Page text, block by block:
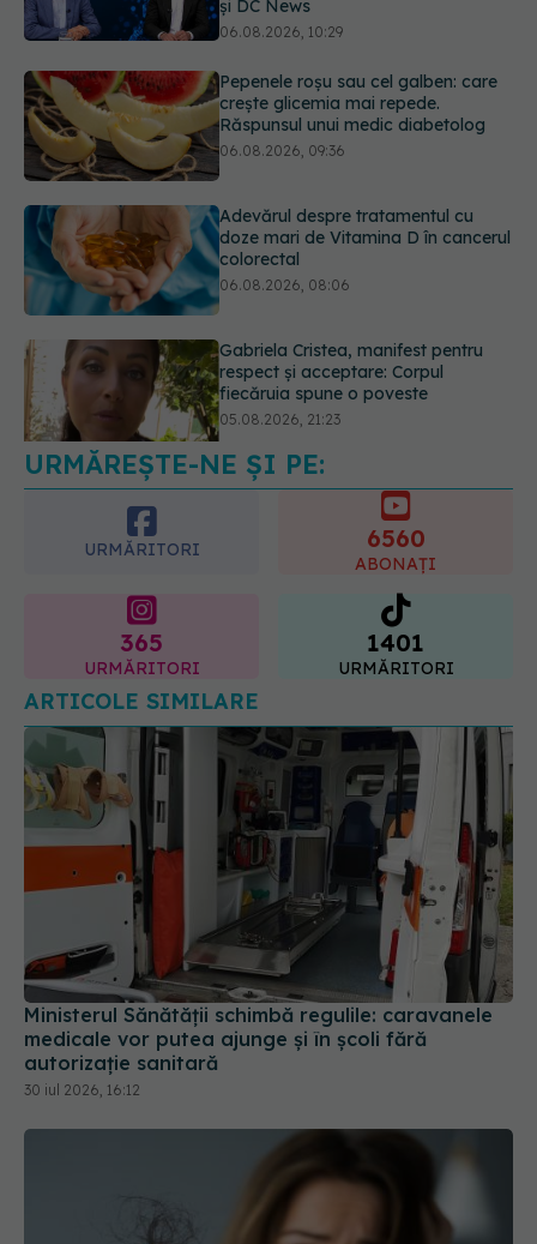
06.08.2026, 10:29
Pepenele roșu sau cel galben: care
crește glicemia mai repede.
Răspunsul unui medic diabetolog
06.08.2026, 09:36
Adevărul despre tratamentul cu
doze mari de Vitamina D în cancerul
colorectal
respect și acceptare: Corpul
fiecăruia spune o poveste
05.08.2026, 21:23
Medicii de la Fundeni demontează
unul dintre cele mai răspândite
URMĂREȘTE-NE ȘI PE:
URMĂRITORI 6560
ABONAȚI
365
URMĂRITORI
1401
URMĂRITORI
ARTICOLE SIMILARE
Ministerul Sănătății schimbă regulile: caravanele
medicale vor putea ajunge și în școli fără
autorizație sanitară
30 iul 2026, 16:12